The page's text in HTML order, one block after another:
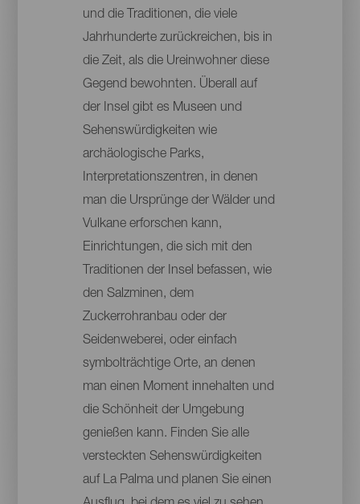
und die Traditionen, die viele
Jahrhunderte zurückreichen, bis in
die Zeit, als die Ureinwohner diese
Gegend bewohnten. Überall auf
der Insel gibt es Museen und
Sehenswürdigkeiten wie
archäologische Parks,
Interpretationszentren, in denen
man die Ursprünge der Wälder und
Vulkane erforschen kann,
Einrichtungen, die sich mit den
Traditionen der Insel befassen, wie
den Salzminen, dem
Zuckerrohranbau oder der
Seidenweberei, oder einfach
symbolträchtige Orte, an denen
man einen Moment innehalten und
die Schönheit der Umgebung
genießen kann. Finden Sie alle
versteckten Sehenswürdigkeiten
auf La Palma und planen Sie einen